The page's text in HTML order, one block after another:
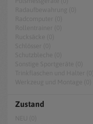
Zustand